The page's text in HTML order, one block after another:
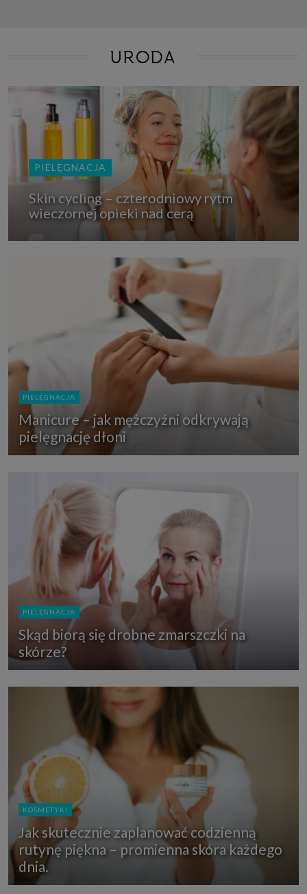
URODA
PIELĘGNACJA
Skin cycling – czterodniowy rytm
wieczornej opieki nad cerą
PIELĘGNACJA
Manicure – jak mężczyźni odkrywają
pielęgnację dłoni
PIELĘGNACJA
Skąd biorą się drobne zmarszczki na
skórze?
KOSMETYKI
Jak skutecznie zaplanować codzienną
rutynę piękna – promienna skóra każdego
dnia.